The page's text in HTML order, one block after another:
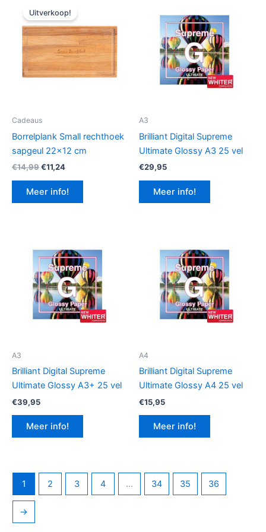
Uitverkoop!
Cadeaus
Borrelplank Small rechthoek
sapgeul 22×12 cm
€14,99Oorspronkelijke
was:
€14,99.
€11,24Huidige
is:
€11,24.
Meer info!
A3
Brilliant Digital Supreme
Ultimate Glossy A3 25 vel
€29,95
Meer info!
A3
Brilliant Digital Supreme
Ultimate Glossy A3+ 25 vel
€39,95
Meer info!
A4
Brilliant Digital Supreme
Ultimate Glossy A4 25 vel
€15,95
Meer info!
1 2 3 4 … 34 35 36
→